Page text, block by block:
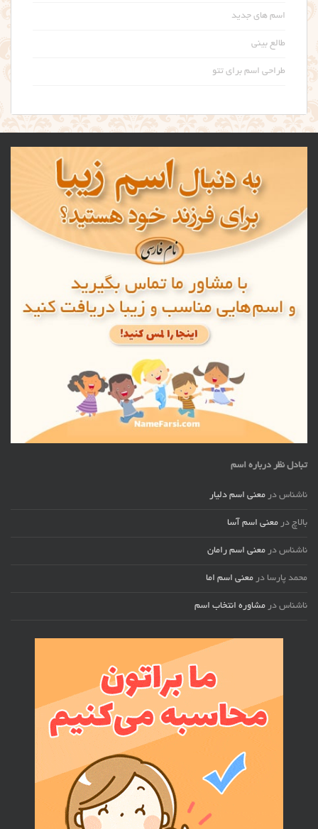
اسم های جدید
طالع بینی
طراحی اسم برای تتو
تبادل نظر درباره اسم
ناشناس در معنی اسم دلیار
بالاچ در معنی اسم آسا
ناشناس در معنی اسم رامان
محمد پارسا در معنی اسم اما
ناشناس در مشاوره انتخاب اسم